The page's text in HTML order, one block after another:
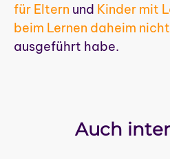
für Eltern und Kinder mit
beim Lernen daheim
ausgeführt habe.
Auch